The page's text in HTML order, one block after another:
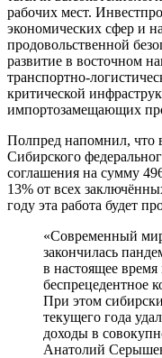
рабочих мест.
экономических сфер и
продовольственной
развитие в восточном
транспортно-
критической
импортозамещающих
Полпред напомнил, что
Сибирского
соглашения на сумму
13% от всех
году эта работа будет
«Современный
закончилась
в настоящее
беспрецедентное
При этом
текущего года
доходы в
Анатолий